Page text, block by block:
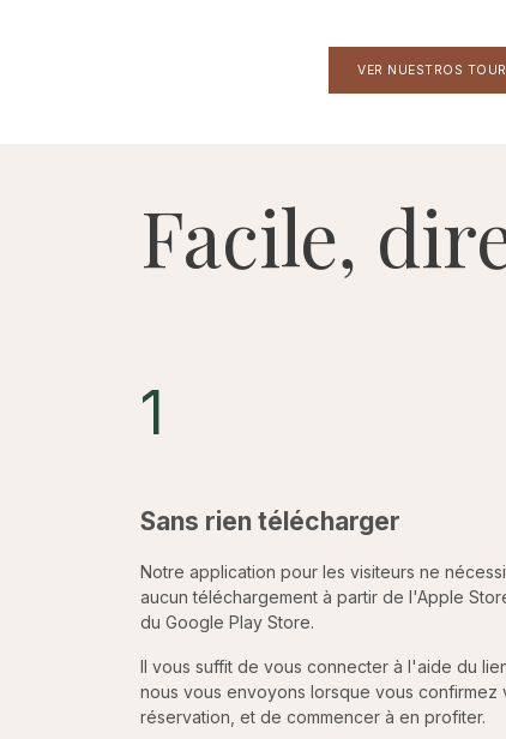
VER NUESTROS
Facile,
1
Sans rien télécharger
Notre application pour les visiteurs ne
aucun téléchargement à partir de l'Apple
du Google Play Store.
Il vous suffit de vous connecter à l'aide du
nous vous envoyons lorsque vous confirmez
réservation, et de commencer à en profiter.